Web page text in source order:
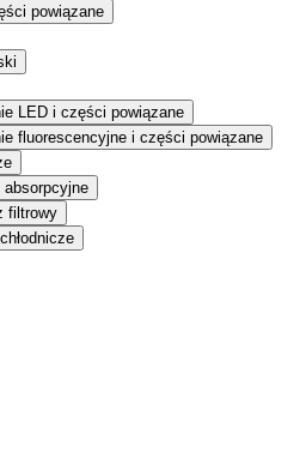
powiązane
LED i części powiązane
fluorescencyjne i części powiązane
filtrowy